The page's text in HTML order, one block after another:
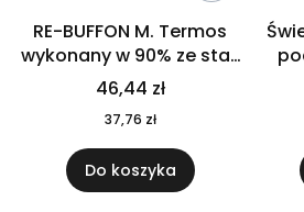
RE-BUFFON M. Termos
wykonany w 90% ze stali
nierdzewnej
pochodzącej z
recyklingu 520 ml 94294
46,44 zł
37,76 zł
Do koszyka